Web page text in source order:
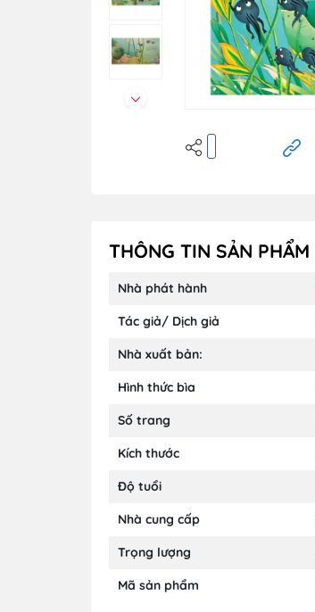
THÔNG TIN SẢN PHẨM
Nhà phát hành
Tác giả/ Dịch giả
Nhà xuất bản:
Hình thức bìa
Số trang
Kích thước
Độ tuổi
Nhà cung cấp
Trọng lượng
Mã sản phẩm